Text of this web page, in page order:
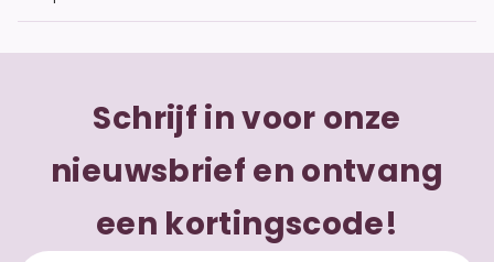
Schrijf in voor onze
nieuwsbrief en ontvang
een kortingscode!